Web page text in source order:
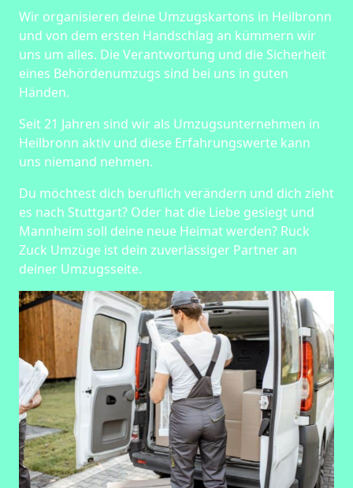
Wir organisieren deine Umzugskartons in Heilbronn
und von dem ersten Handschlag an kümmern wir
uns um alles. Die Verantwortung und die Sicherheit
eines Behördenumzugs sind bei uns in guten
Händen.
Seit 21 Jahren sind wir als Umzugsunternehmen in
Heilbronn aktiv und diese Erfahrungswerte kann
uns niemand nehmen.
Du möchtest dich beruflich verändern und dich zieht
es nach Stuttgart? Oder hat die Liebe gesiegt und
Mannheim soll deine neue Heimat werden? Ruck
Zuck Umzüge ist dein zuverlässiger Partner an
deiner Umzugsseite.